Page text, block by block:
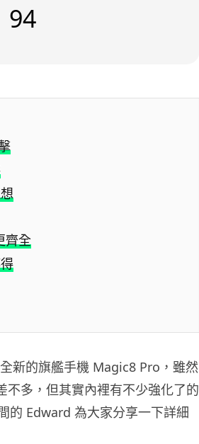
94
齊全
新的旗艦手機 Magic8 Pro，雖然
多，但其實內裡有不少強化了的
的 Edward 為大家分享一下詳細